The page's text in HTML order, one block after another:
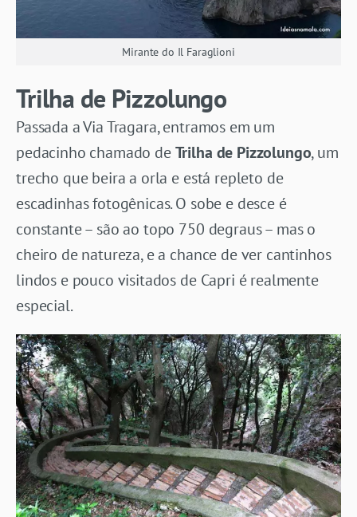
Mirante do Il Faraglioni
Trilha de Pizzolungo
Passada a Via Tragara, entramos em um
pedacinho chamado deTrilha de Pizzolungo, um
trecho que beira a orla e está repleto de
escadinhas fotogênicas. O sobe e desce é
constante – são ao topo 750 degraus – mas o
cheiro de natureza, e a chance de ver cantinhos
lindos e pouco visitados de Capri é realmente
especial.